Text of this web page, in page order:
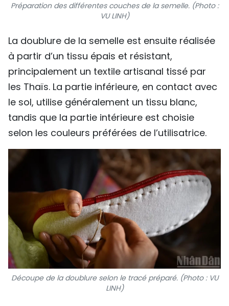
Préparation des différentes couches de la semelle. (Photo :
VU LINH)
La doublure de la semelle est ensuite réalisée
à partir d’un tissu épais et résistant,
principalement un textile artisanal tissé par
les Thaïs. La partie inférieure, en contact avec
le sol, utilise généralement un tissu blanc,
tandis que la partie intérieure est choisie
selon les couleurs préférées de l’utilisatrice.
Découpe de la doublure selon le tracé préparé. (Photo : VU
LINH)